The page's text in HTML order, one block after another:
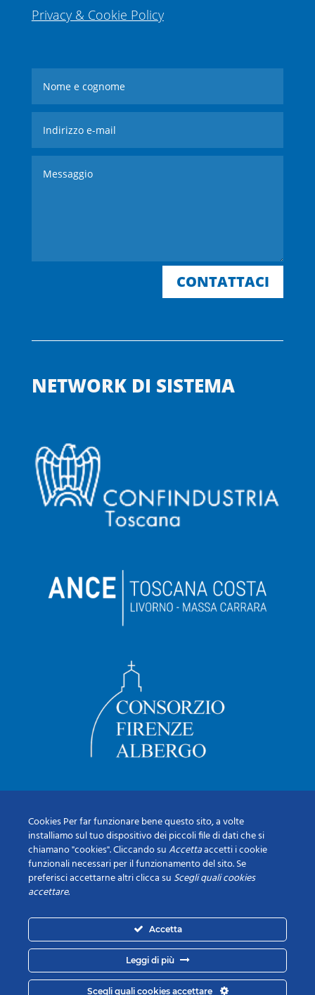
Privacy & Cookie Policy
CONTATTACI
NETWORK DI SISTEMA
Cookies Per far funzionare bene questo sito, a volte
installiamo sul tuo dispositivo dei piccoli file di dati che si
chiamano "cookies". Cliccando suAccettaaccetti i cookie
funzionali necessari per il funzionamento del sito. Se
preferisci accettarne altri clicca su Scegli quali cookies
accettare.
Accetta
Leggi di più
Scegli quali cookies accettare